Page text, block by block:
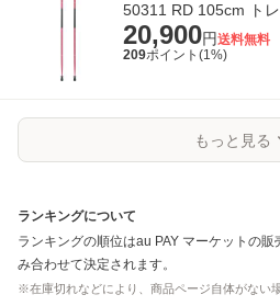
20,900円送料無料
209ポイント(1%)
もっと見る
ランキングについて
ランキングの順位はau PAY マーケット の販
み合わせて決定されます。
※在庫切れなどにより、商品ページ自体がない